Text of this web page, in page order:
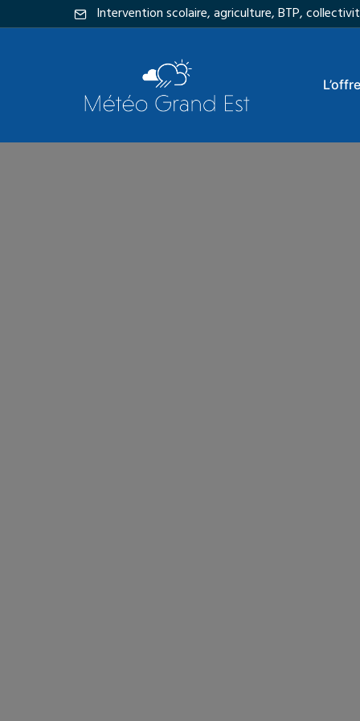
Intervention scolaire, agriculture, BTP,